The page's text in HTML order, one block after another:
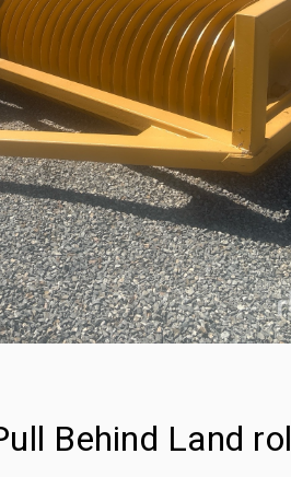
Behind Land rol